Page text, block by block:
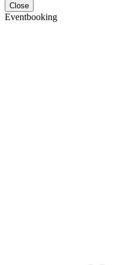
Close
Eventbooking